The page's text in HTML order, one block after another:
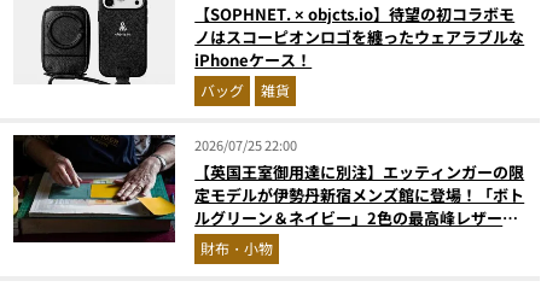
【SOPHNET. × objcts.io】待望の初コラボモ
ノはスコーピオンロゴを纏ったウェアラブルな
iPhoneケース！
バッグ 雑貨
2026/07/25 22:00
【英国王室御用達に別注】エッティンガーの限
定モデルが伊勢丹新宿メンズ館に登場！「ボト
ルグリーン＆ネイビー」2色の最高峰レザーグ
ッズに注目
財布・小物